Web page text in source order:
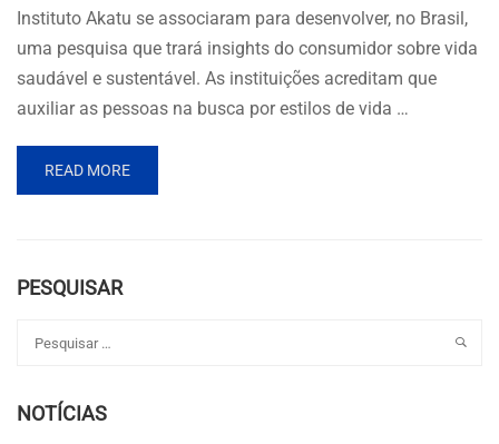
Instituto Akatu se associaram para desenvolver, no Brasil,
uma pesquisa que trará insights do consumidor sobre vida
saudável e sustentável. As instituições acreditam que
auxiliar as pessoas na busca por estilos de vida …
READ MORE
PESQUISAR
NOTÍCIAS